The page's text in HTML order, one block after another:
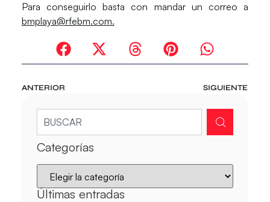
Para conseguirlo basta con mandar un correo a
bmplaya@rfebm.com.
ANTERIOR SIGUIENTE
Categorías
Últimas entradas